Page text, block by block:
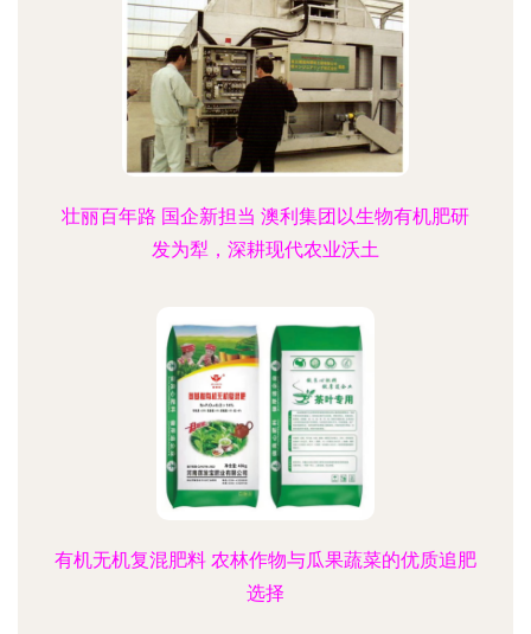
壮丽百年路 国企新担当 澳利集团以生物有机肥研
发为犁，深耕现代农业沃土
有机无机复混肥料 农林作物与瓜果蔬菜的优质追肥
选择